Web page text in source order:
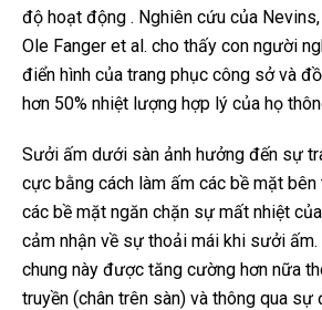
độ hoạt động . Nghiên cứu của Nevins,
Ole Fanger et al. cho thấy con người
điển hình của trang phục công sở và
hơn 50% nhiệt lượng hợp lý của họ
Sưởi ấm dưới sàn ảnh hưởng đến sự
cực bằng cách làm ấm các bề mặt
các bề mặt ngăn chặn sự mất nhiệt
cảm nhận về sự thoải mái khi sưởi
chung này được tăng cường hơn nữa
truyền (chân trên sàn) và thông qua